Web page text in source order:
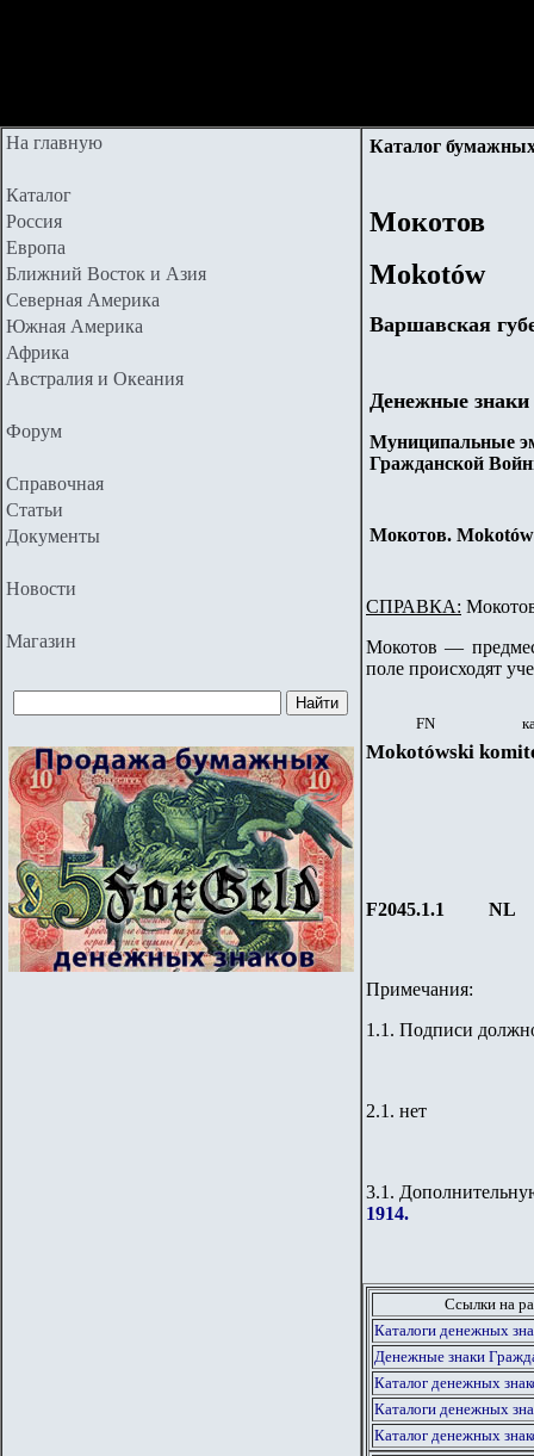
На главную
Каталог
Россия
Европа
Ближний Восток и Азия
Северная Америка
Южная Америка
Африка
Австралия и Океания
Форум
Справочная
Статьи
Документы
Новости
Магазин
Каталог
Мокотов
Mokotów
Варшавская
Денежные знаки
Муниципальные
Гражданской
Мокотов.
СПРАВКА:
Мокотов —
поле происходят
FN
Mokotówski
F2045.1.1 NL
Примечания:
1.1. Подписи
2.1. нет
3.1.
1914.
Ссылки на
Каталоги денежных
Денежные знаки
Каталог денежных
Каталоги денежных
Каталог денежных